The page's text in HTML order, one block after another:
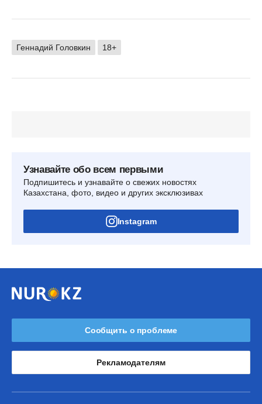
Геннадий Головкин 18+
Узнавайте обо всем первыми
Подпишитесь и узнавайте о свежих новостях
Казахстана, фото, видео и других эксклюзивах
Instagram
Сообщить о проблеме
Рекламодателям